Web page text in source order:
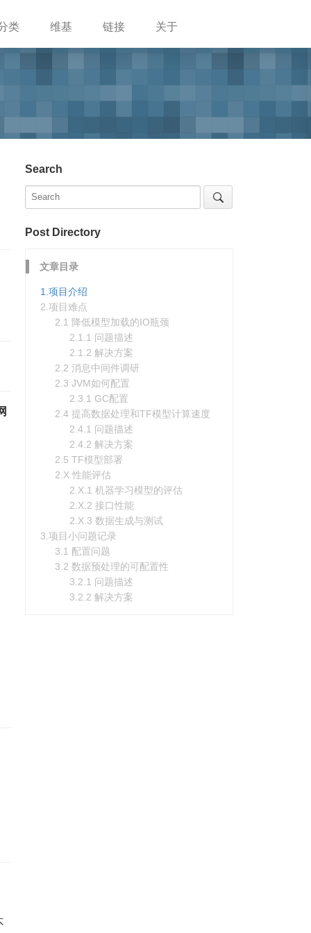
类 维基 链接 关于
Search
Post Directory
文章目录
1.项目介绍
2.项目难点
2.1 降低模型加载的IO瓶颈
2.1.1 问题描述
2.1.2 解决方案
2.2 消息中间件调研
2.3 JVM如何配置
2.3.1 GC配置
2.4 提高数据处理和TF模型计算速度
2.4.1 问题描述
2.4.2 解决方案
2.5 TF模型部署
2.X 性能评估
2.X.1 机器学习模型的评估
2.X.2 接口性能
2.X.3 数据生成与测试
3.项目小问题记录
3.1 配置问题
3.2 数据预处理的可配置性
3.2.1 问题描述
3.2.2 解决方案